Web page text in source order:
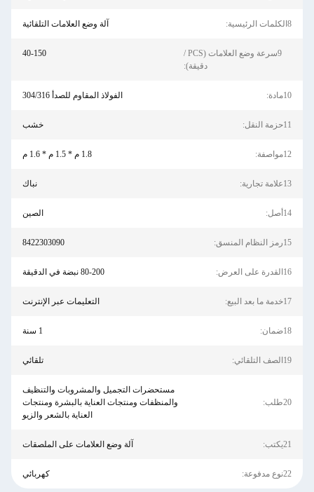
8الكلمات الرئيسية: آلة وضع العلامات التلقائية
9سرعة وضع العلامات (PCS /
دقيقة):
40-150
10مادة: الفولاذ المقاوم للصدأ 304/316
11حزمة النقل: خشب
12مواصفة: 1.8 م * 1.5 م * 1.6 م
13علامة تجارية: نباك
14أصل: الصين
15رمز النظام المنسق: 8422303090
16القدرة على العرض: 80-200 نبضة في الدقيقة
17خدمة ما بعد البيع: التعليمات عبر الإنترنت
18ضمان: 1 سنة
19الصف التلقائي: تلقائي
20طلب:
مستحضرات التجميل والمشروبات والتنظيف
والمنظفات ومنتجات العناية بالبشرة ومنتجات
العناية بالشعر والزيو
21يكتب: آلة وضع العلامات على الملصقات
22نوع مدفوعة: كهربائي